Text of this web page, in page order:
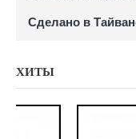
Сделано в
ХИТЫ